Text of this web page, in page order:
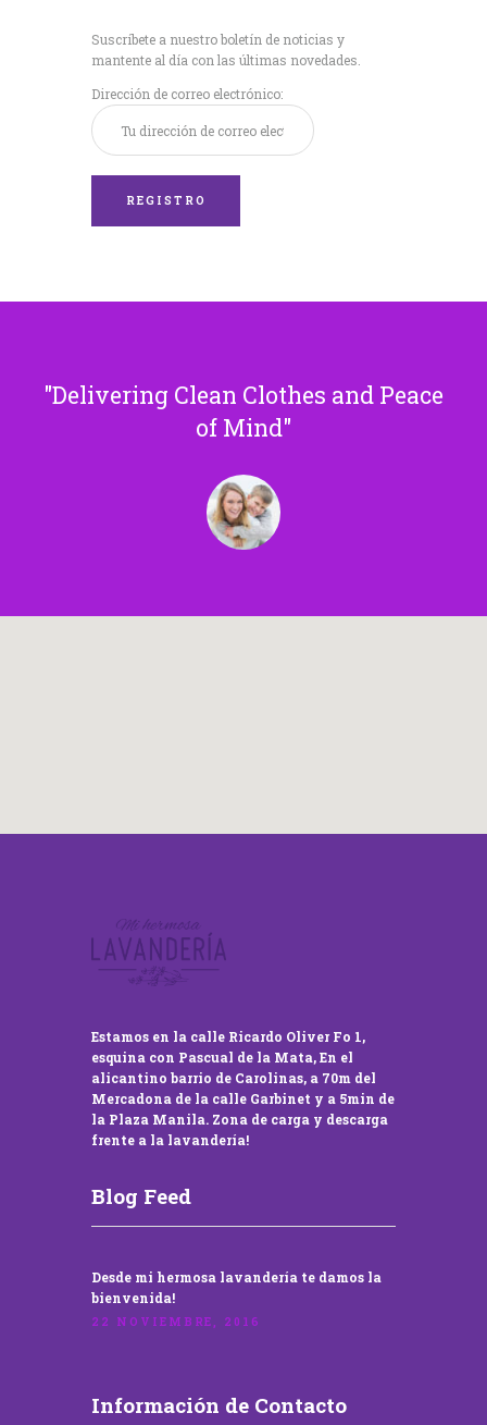
Suscríbete a nuestro boletín de noticias y
mantente al día con las últimas novedades.
Dirección de correo electrónico:
Delivering Clean Clothes and Peace
of Mind
Estamos en la calle Ricardo Oliver Fo 1,
esquina con Pascual de la Mata, En el
alicantino barrio de Carolinas, a 70m del
Mercadona de la calle Garbinet y a 5min de
la Plaza Manila. Zona de carga y descarga
frente a la lavandería!
Blog Feed
Desde mi hermosa lavandería te damos la
bienvenida!
22 NOVIEMBRE, 2016
Información de Contacto